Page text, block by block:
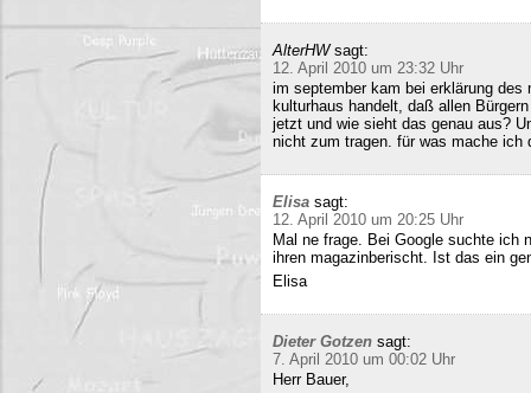
AlterHW sagt:
12. April 2010 um 23:32 Uhr
im september kam bei erklärung
kulturhaus handelt, daß allen
jetzt und wie sieht das genau aus?
nicht zum tragen. für was mache ich
Elisa sagt:
12. April 2010 um 20:25 Uhr
Mal ne frage. Bei Google suchte ich
ihren magazinberischt. Ist das ein
Elisa
Dieter Gotzen sagt:
7. April 2010 um 00:02 Uhr
Herr Bauer,